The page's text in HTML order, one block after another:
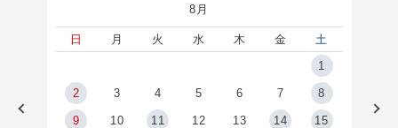
8月
日 月 火 水 木 金
土
1
2 3 4 5 6 7 8
9 10 11 12 13 14 15